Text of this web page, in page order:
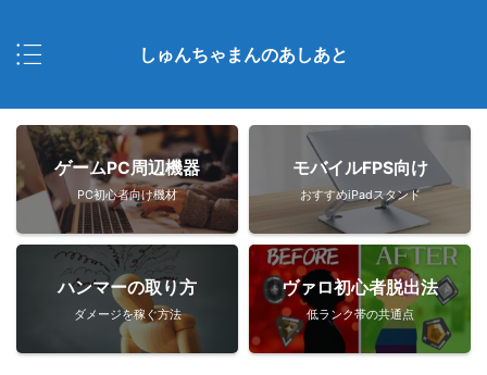
しゅんちゃまんのあしあと
ゲームPC周辺機器
PC初心者向け機材
モバイルFPS向け
おすすめiPadスタンド
ハンマーの取り方
ダメージを稼ぐ方法
ヴァロ初心者脱出法
低ランク帯の共通点